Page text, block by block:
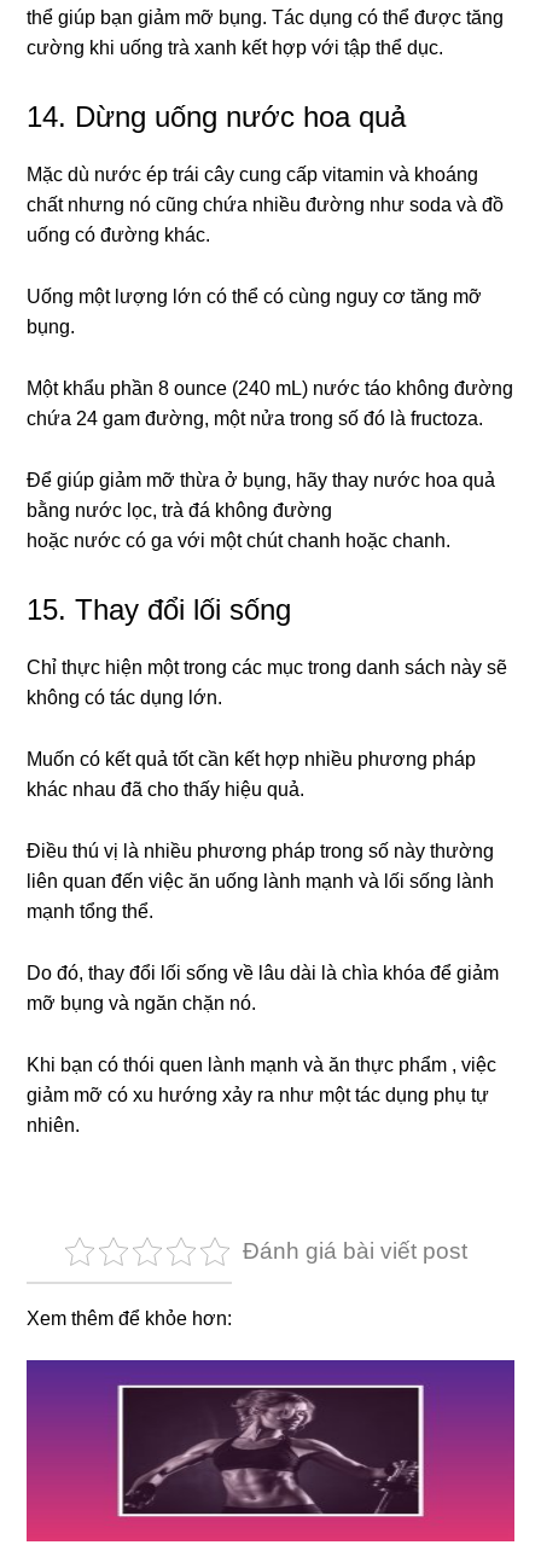
thể giúp bạn giảm mỡ bụng. Tác dụng có thể được tăng
cường khi uống trà xanh kết hợp với tập thể dục.
14. Dừng uống nước hoa quả
Mặc dù nước ép trái cây cung cấp vitamin và khoáng
chất nhưng nó cũng chứa nhiều đường như soda và đồ
uống có đường khác.
Uống một lượng lớn có thể có cùng nguy cơ tăng mỡ
bụng.
Một khẩu phần 8 ounce (240 mL) nước táo không đường
chứa 24 gam đường, một nửa trong số đó là fructoza.
Để giúp giảm mỡ thừa ở bụng, hãy thay nước hoa quả
bằng nước lọc, trà đá không đường
hoặc nước có ga với một chút chanh hoặc chanh.
15. Thay đổi lối sống
Chỉ thực hiện một trong các mục trong danh sách này sẽ
không có tác dụng lớn.
Muốn có kết quả tốt cần kết hợp nhiều phương pháp
khác nhau đã cho thấy hiệu quả.
Điều thú vị là nhiều phương pháp trong số này thường
liên quan đến việc ăn uống lành mạnh và lối sống lành
mạnh tổng thể.
Do đó, thay đổi lối sống về lâu dài là chìa khóa để giảm
mỡ bụng và ngăn chặn nó.
Khi bạn có thói quen lành mạnh và ăn thực phẩm , việc
giảm mỡ có xu hướng xảy ra như một tác dụng phụ tự
nhiên.
Đánh giá bài viết post
Xem thêm để khỏe hơn: